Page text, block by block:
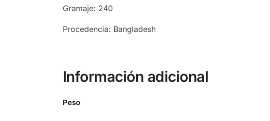
Gramaje: 240
Procedencia: Bangladesh
Información adicional
Peso